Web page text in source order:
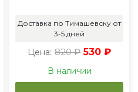
Доставка по Тимашевску от
3-5 дней
Цена: 820 ₽ 530 ₽
В наличии